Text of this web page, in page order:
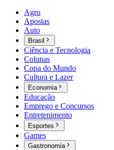
Agro
Apostas
Auto
Brasil
Ciência e Tecnologia
Colunas
Copa do Mundo
Cultura e Lazer
Economia
Educação
Emprego e Concursos
Entretenimento
Esportes
Games
Gastronomia